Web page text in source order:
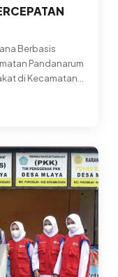
Berbasis
Pandanarum
di Kecamatan